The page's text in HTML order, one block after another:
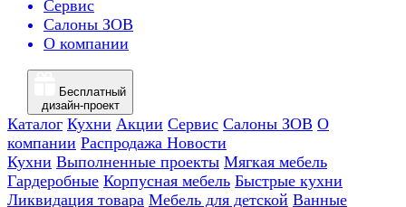
Сервис
Салоны ЗОВ
О компании
Бесплатный
дизайн-проект
Каталог Кухни Акции Сервис Салоны ЗОВ О
компании Распродажа Новости
Кухни Выполненные проекты Мягкая мебель
Гардеробные Корпусная мебель Быстрые кухни
Ликвидация товара Мебель для детской Ванные